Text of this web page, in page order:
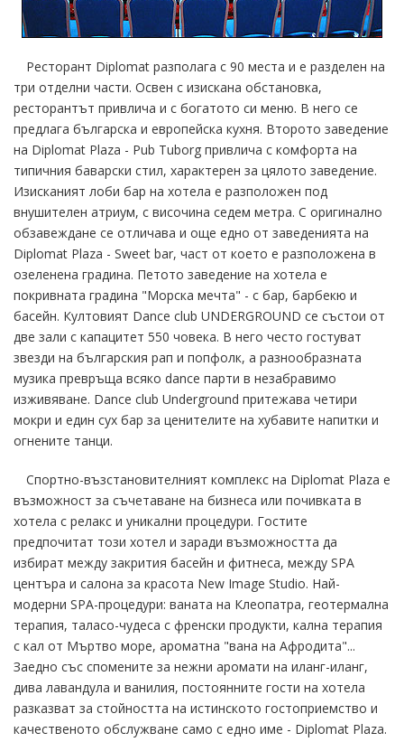
Ресторант Diplomat разполага с 90 места и е разделен на
три отделни части. Освен с изискана обстановка,
ресторантът привлича и с богатото си меню. В него се
предлага българска и европейска кухня. Второто заведение
на Diplomat Plaza - Pub Tuborg привлича с комфорта на
типичния баварски стил, характерен за цялото заведение.
Изисканият лоби бар на хотела е разположен под
внушителен атриум, с височина седем метра. С оригинално
обзавеждане се отличава и още едно от заведенията на
Diplomat Plaza - Sweet bar, част от което е разположена в
озеленена градина. Петото заведение на хотела е
покривната градина "Морска мечта" - с бар, барбекю и
басейн. Култовият Dance club UNDERGROUND се състои от
две зали с капацитет 550 човека. В него често гостуват
звезди на българския рап и попфолк, а разнообразната
музика превръща всяко dance парти в незабравимо
изживяване. Dance club Underground притежава четири
мокри и един сух бар за ценителите на хубавите напитки и
огнените танци.
Спортно-възстановителният комплекс на Diplomat Plaza е
възможност за съчетаване на бизнеса или почивката в
хотела с релакс и уникални процедури. Гостите
предпочитат този хотел и заради възможността да
избират между закрития басейн и фитнеса, между SPA
центъра и салона за красота New Image Studio. Най-
модерни SPA-процедури: ваната на Клеопатра, геотермална
терапия, таласо-чудеса с френски продукти, кална терапия
с кал от Мъртво море, ароматна "вана на Афродита"...
Заедно със спомените за нежни аромати на иланг-иланг,
дива лавандула и ванилия, постоянните гости на хотела
разказват за стойността на истинското гостоприемство и
качественото обслужване само с едно име - Diplomat Plaza.